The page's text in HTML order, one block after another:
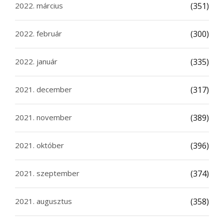
2022. március (351)
2022. február (300)
2022. január (335)
2021. december (317)
2021. november (389)
2021. október (396)
2021. szeptember (374)
2021. augusztus (358)